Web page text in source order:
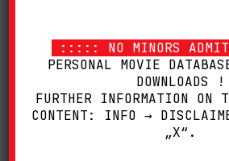
::::: NO MINORS
PERSONAL MOVIE
DOWNLOADS !
FURTHER INFORMATION ON
CONTENT: INFO →
„X“.